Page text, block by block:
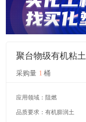
聚台物级有机粘土
采购量 1 桶
应用领域： 阻燃
品质要求： 有机膨润土